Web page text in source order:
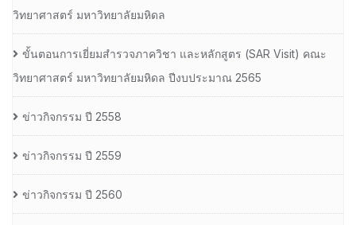
วิทยาศาสตร์ มหาวิทยาลัยมหิดล
ขั้นตอนการเยี่ยมสำรวจภาควิชา และหลักสูตร (SAR Visit) คณะ
วิทยาศาสตร์ มหาวิทยาลัยมหิดล ปีงบประมาณ 2565
ข่าวกิจกรรม ปี 2558
ข่าวกิจกรรม ปี 2559
ข่าวกิจกรรม ปี 2560